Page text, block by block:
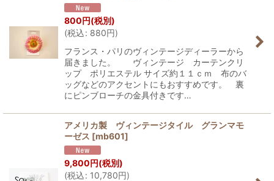
800円(税別)
(税込: 880円)
フランス・パリのヴィンテージディーラーから
届きました。 ヴィンテージ カーテンクリ
ップ ポリエステル サイズ約１１ｃｍ 布のバ
ッグなどのアクセントにもおすすめです。 裏
にピンブローチの金具付きです…
アメリカ製 ヴィンテージタイル グランマモ
ーゼス [mb601]
9,800円(税別)
(税込: 10,780円)